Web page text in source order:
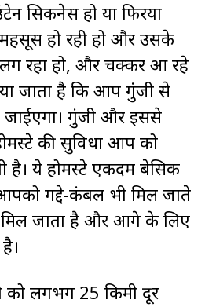
सिकनेस हो या फिरया
हो रही हो और उसके
लग रहा हो, और चक्कर आ रहे
जाता है कि आप गुंजी से
गुंजी और इससे
की सुविधा आप को
है। ये होमस्टे एकदम बेसिक
गद्दे-कंबल भी मिल जाते
जाता है और आगे के लिए
लगभग 25 किमी दूर